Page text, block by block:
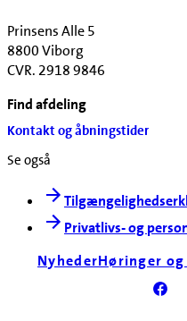
Prinsens Alle 5
8800 Viborg
CVR. 2918 9846
Find afdeling
Kontakt og åbningstider
Se også
Privatlivs- og
NyhederHøringer